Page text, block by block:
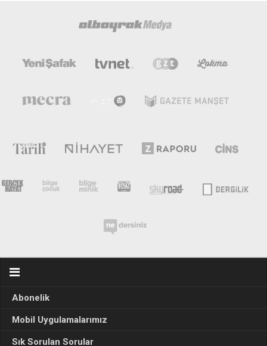
Abonelik
Mobil Uygulamalarımız
Sık Sorulan Sorular